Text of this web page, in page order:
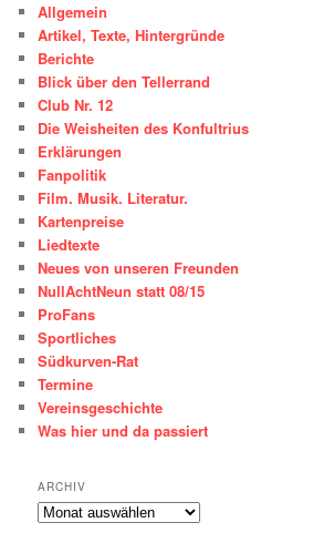
Allgemein
Artikel, Texte, Hintergründe
Berichte
Blick über den Tellerrand
Club Nr. 12
Die Weisheiten des Konfultrius
Erklärungen
Fanpolitik
Film. Musik. Literatur.
Kartenpreise
Liedtexte
Neues von unseren Freunden
NullAchtNeun statt 08/15
ProFans
Sportliches
Südkurven-Rat
Termine
Vereinsgeschichte
Was hier und da passiert
ARCHIV
ARCHIV